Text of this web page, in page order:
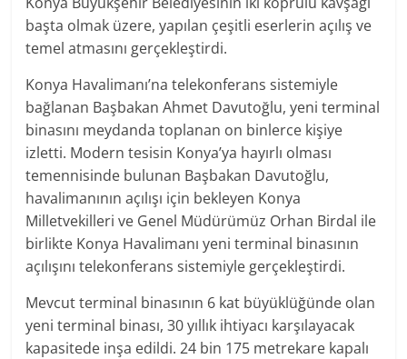
başta olmak üzere, yapılan çeşitli eserlerin açılış ve
temel atmasını gerçekleştirdi.
Konya Havalimanı’na telekonferans sistemiyle
bağlanan Başbakan Ahmet Davutoğlu, yeni terminal
binasını meydanda toplanan on binlerce kişiye
izletti. Modern tesisin Konya’ya hayırlı olması
temennisinde bulunan Başbakan Davutoğlu,
havalimanının açılışı için bekleyen Konya
Milletvekilleri ve Genel Müdürümüz Orhan Birdal ile
birlikte Konya Havalimanı yeni terminal binasının
açılışını telekonferans sistemiyle gerçekleştirdi.
Mevcut terminal binasının 6 kat büyüklüğünde olan
yeni terminal binası, 30 yıllık ihtiyacı karşılayacak
kapasitede inşa edildi. 24 bin 175 metrekare kapalı